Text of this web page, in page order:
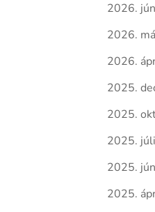
2026.
2026.
2026.
2025.
2025.
2025.
2025.
2025.